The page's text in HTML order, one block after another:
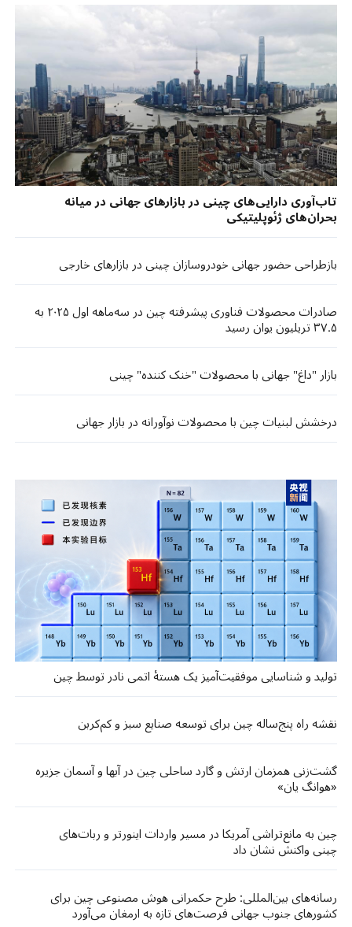
تاب‌آوری دارایی‌های چینی در بازارهای جهانی در میانه
بحران‌های ژئوپلیتیکی
بازطراحی حضور جهانی خودروسازان چینی در بازارهای خارجی
صادرات محصولات فناوری پیشرفته چین در سه‌ماهه اول ۲۰۲۵ به
۳۷.۵ تریلیون یوان رسید
بازار "داغ" جهانی با محصولات "خنک کننده" چینی
درخشش لبنیات چین با محصولات نوآورانه در بازار جهانی
تولید و شناسایی موفقیت‌آمیز یک هستهٔ اتمی نادر توسط چین
نقشه راه پنج‌ساله چین برای توسعه صنایع سبز و کم‌کربن
گشت‌زنی‌ همزمان ارتش و گارد ساحلی چین در آبها و آسمان جزیره
«هوانگ‌ یان»
چین به مانع‌تراشی آمریکا در مسیر واردات اینورتر و ربات‌های
چینی واکنش نشان داد
رسانه‌های بین‌المللی: طرح حکمرانی هوش مصنوعی چین برای
کشورهای جنوب جهانی فرصت‌های تازه‌ به ارمغان می‌آورد